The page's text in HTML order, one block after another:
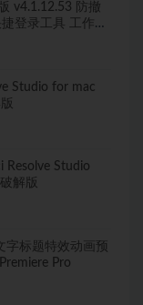
v4.1.12.53 防撤
登录工具 工作生
Studio for mac
Resolve Studio
解版
字标题特效动画预
Pro